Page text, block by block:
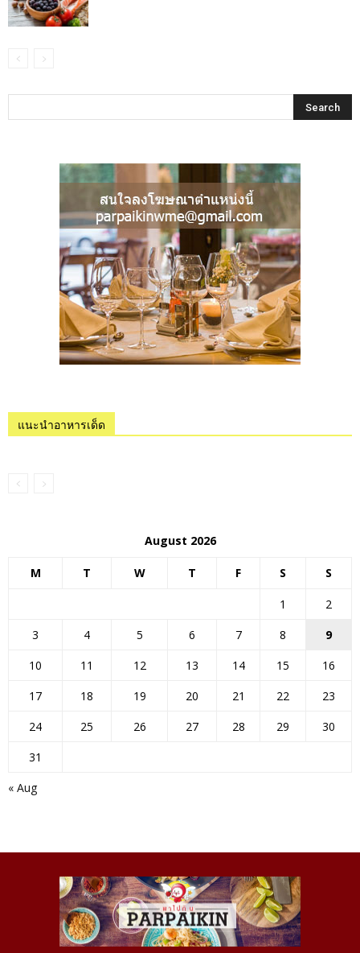
แนะนำอาหารเด็ด
August 2026
M T W T F S S
« Aug
1
2
3
4 5 6 7 8
9
10
11 12 13 14 15
16
17
18 19 20 21 22
23
24
25 26 27 28 29
30
31